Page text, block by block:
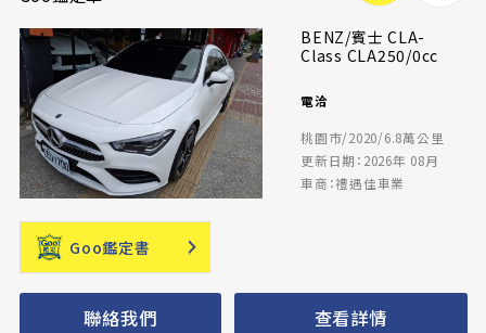
BENZ/賓士 CLA-
Class CLA250/0cc
電洽
桃園市/2020/6.8萬公里
更新日期：2026年 08月
車商：禮遇佳車業
Goo鑑定書
聯絡我們 查看詳情